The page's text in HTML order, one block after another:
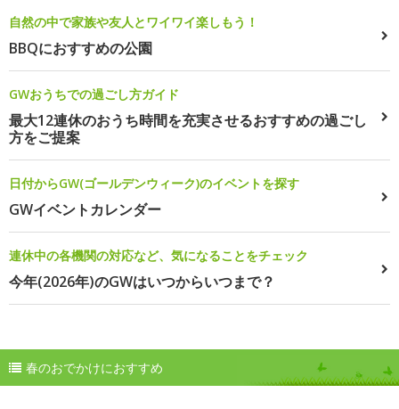
自然の中で家族や友人とワイワイ楽しもう！
BBQにおすすめの公園
GWおうちでの過ごし方ガイド
最大12連休のおうち時間を充実させるおすすめの過ごし
方をご提案
日付からGW(ゴールデンウィーク)のイベントを探す
GWイベントカレンダー
連休中の各機関の対応など、気になることをチェック
今年(2026年)のGWはいつからいつまで？
春のおでかけにおすすめ